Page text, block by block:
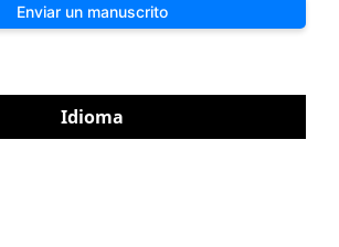
Enviar un manuscrito
Idioma